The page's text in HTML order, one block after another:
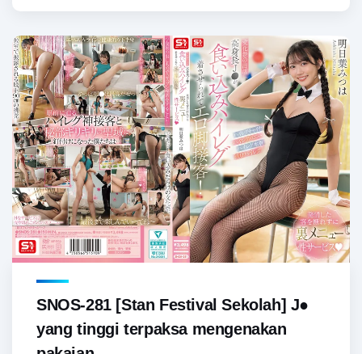
SNOS-281 [Stan Festival Sekolah] J●
yang tinggi terpaksa mengenakan